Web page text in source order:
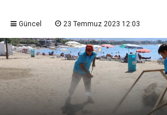
Güncel 23 Temmuz 2023 12:03